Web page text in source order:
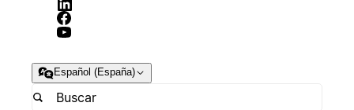
Español (España)